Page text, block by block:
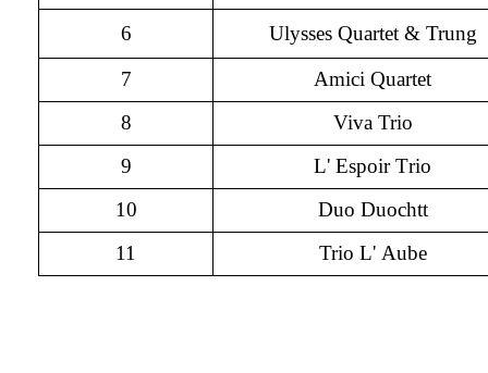
6
Ulysses Quartet & Trung
7
Amici Quartet
8
Viva Trio
9
L' EspoirTrio
10
Duo Duochtt
11
Trio L'Aube